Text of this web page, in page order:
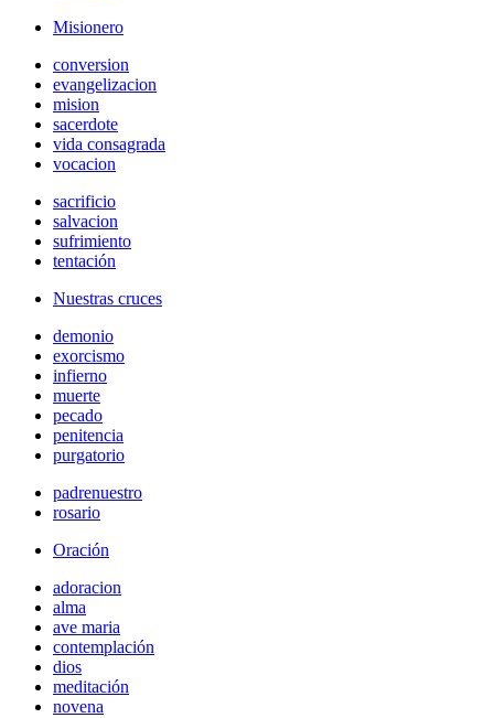
Misionero
conversion
evangelizacion
mision
sacerdote
vida consagrada
vocacion
sacrificio
salvacion
sufrimiento
tentación
Nuestras cruces
demonio
exorcismo
infierno
muerte
pecado
penitencia
purgatorio
padrenuestro
rosario
Oración
adoracion
alma
ave maria
contemplación
dios
meditación
novena